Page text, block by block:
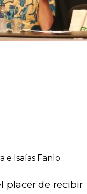
e Isaías Fanlo
placer de recibir